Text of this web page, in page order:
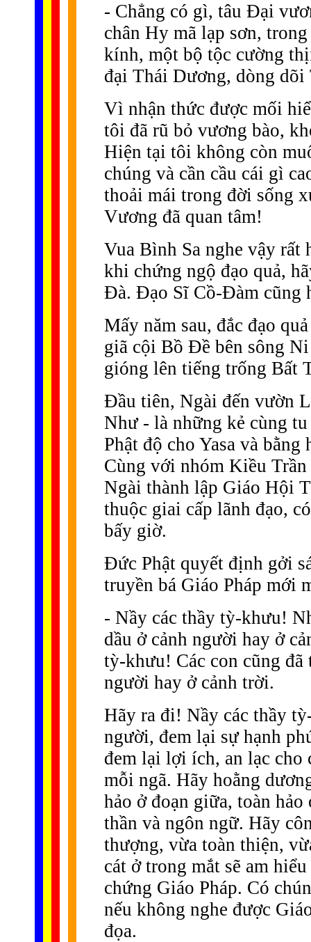
- Chẳng có gì, tâu Ðại
chân Hy mã lạp sơn,
kính, một bộ tộc cường
đại Thái Dương, dòng dõi
Vì nhận thức được mối
tôi đã rũ bỏ vương bào,
Hiện tại tôi không còn
chúng và cần cầu cái gì
thoải mái trong đời sống
Vương đã quan tâm!
Vua Bình Sa nghe vậy
khi chứng ngộ đạo quả,
Ðà. Ðạo Sĩ Cồ-Ðàm cũng
Mấy năm sau, đắc đạo
giã cội Bồ Ðề bên sông
gióng lên tiếng trống Bất
Ðầu tiên, Ngài đến vườn
Như - là những kẻ cùng
Phật độ cho Yasa và
Cùng với nhóm Kiều
Ngài thành lập Giáo Hội
thuộc giai cấp lãnh đạo,
bấy giờ.
Ðức Phật quyết định gởi
truyền bá Giáo Pháp mới
- Nầy các thầy tỳ-khưu!
dầu ở cảnh người hay ở
tỳ-khưu! Các con cũng
người hay ở cảnh trời.
Hãy ra đi! Nầy các thầy
người, đem lại sự hạnh
đem lại lợi ích, an lạc
mỗi ngã. Hãy hoằng
hảo ở đoạn giữa, toàn
thần và ngôn ngữ. Hãy
thượng, vừa toàn thiện,
cát ở trong mắt sẽ am
chứng Giáo Pháp. Có
nếu không nghe được
đọa.